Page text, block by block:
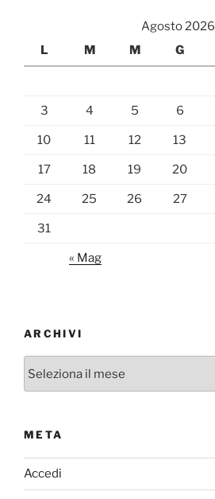
Agosto 2026
L
M M G
3 4 5 6
10 11 12 13
17 18 19 20
24 25 26 27
31
« Mag
ARCHIVI
META
Accedi